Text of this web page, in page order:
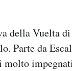
della Vuelta
Parte da
molto